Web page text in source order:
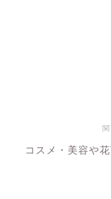
コスメ・美容や